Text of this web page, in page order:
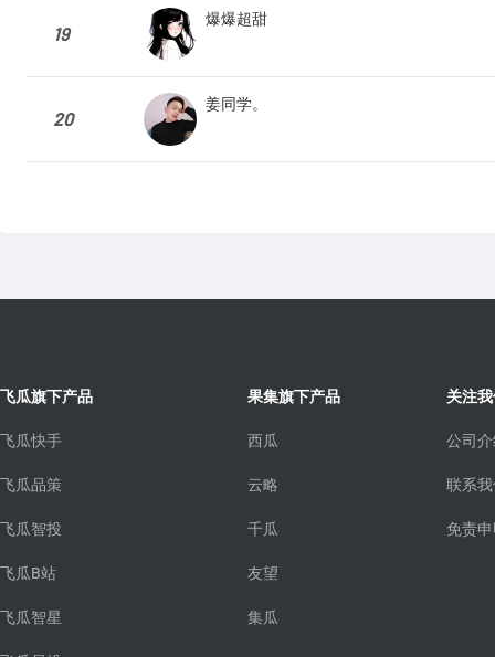
19
爆爆超甜
20
姜同学。
飞瓜旗下产品
飞瓜快手
飞瓜品策
飞瓜智投
飞瓜B站
飞瓜智星
果集旗下产品
西瓜
云略
千瓜
友望
集瓜
关注
公司
联系
免责